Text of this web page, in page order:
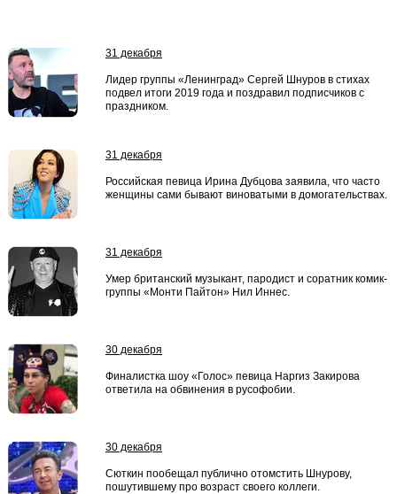
31 декабря
Лидер группы «Ленинград» Сергей Шнуров в стихах
подвел итоги 2019 года и поздравил подписчиков с
праздником.
31 декабря
Российская певица Ирина Дубцова заявила, что часто
женщины сами бывают виноватыми в домогательствах.
31 декабря
Умер британский музыкант, пародист и соратник комик-
группы «Монти Пайтон» Нил Иннес.
30 декабря
Финалистка шоу «Голос» певица Наргиз Закирова
ответила на обвинения в русофобии.
30 декабря
Сюткин пообещал публично отомстить Шнурову,
пошутившему про возраст своего коллеги.